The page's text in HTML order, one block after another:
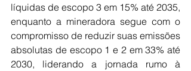
líquidas de escopo 3 em 15% até 2035,
enquanto a mineradora segue com o
compromisso de reduzir suas emissões
absolutas de escopo 1 e 2 em 33% até
2030, liderando a jornada rumo à